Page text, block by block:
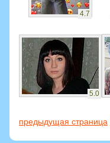
4.7
5.0
предыдущая страница